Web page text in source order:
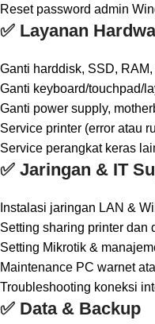
Reset password admin
✅ Layanan
Ganti harddisk, SSD, RAM,
Ganti keyboard/touchpad/
Ganti power supply,
Service printer (error atau
Service perangkat keras
✅ Jaringan & IT
Instalasi jaringan LAN &
Setting sharing printer dan
Setting Mikrotik &
Maintenance PC warnet
Troubleshooting koneksi
✅ Data & Backup